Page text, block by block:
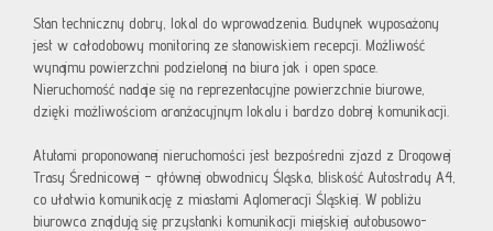
Stan techniczny dobry, lokal do wprowadzenia. Budynek wyposażony
jest w całodobowy monitoring ze stanowiskiem recepcji. Możliwość
wynajmu powierzchni podzielonej na biura jak i open space.
Nieruchomość nadaje się na reprezentacyjne powierzchnie biurowe,
dzięki możliwościom aranżacyjnym lokalu i bardzo dobrej komunikacji.
Atutami proponowanej nieruchomości jest bezpośredni zjazd z Drogowej
Trasy Średnicowej – głównej obwodnicy Śląska, bliskość Autostrady A4,
co ułatwia komunikację z miastami Aglomeracji Śląskiej. W pobliżu
biurowca znajdują się przystanki komunikacji miejskiej autobusowo-